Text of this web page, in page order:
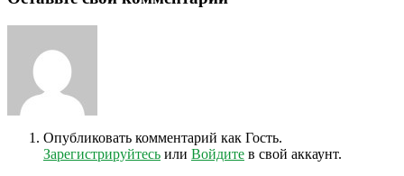
Опубликовать комментарий как Гость.
Зарегистрируйтесь или Войдите в свой аккаунт.